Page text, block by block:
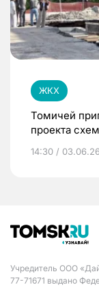
ЖКХ
Томичей
проекта
14:30 / 03.06.26
Учредитель ООО
77-71671 выдано